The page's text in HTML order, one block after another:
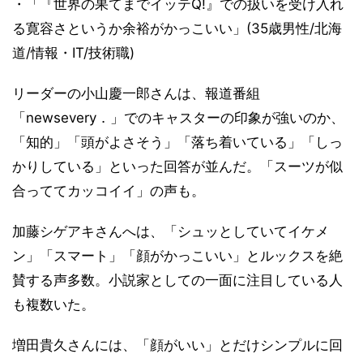
・「『世界の果てまでイッテQ!』での扱いを受け入れ
る寛容さというか余裕がかっこいい」(35歳男性/北海
道/情報・IT/技術職)
リーダーの小山慶一郎さんは、報道番組
「newsevery．」でのキャスターの印象が強いのか、
「知的」「頭がよさそう」「落ち着いている」「しっ
かりしている」といった回答が並んだ。「スーツが似
合っててカッコイイ」の声も。
加藤シゲアキさんへは、「シュッとしていてイケメ
ン」「スマート」「顔がかっこいい」とルックスを絶
賛する声多数。小説家としての一面に注目している人
も複数いた。
増田貴久さんには、「顔がいい」とだけシンプルに回